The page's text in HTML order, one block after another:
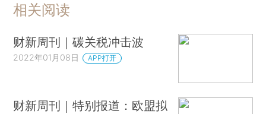
相关阅读
财新周刊｜碳关税冲击波
2022年01月08日 APP打开
财新周刊｜特别报道：欧盟拟